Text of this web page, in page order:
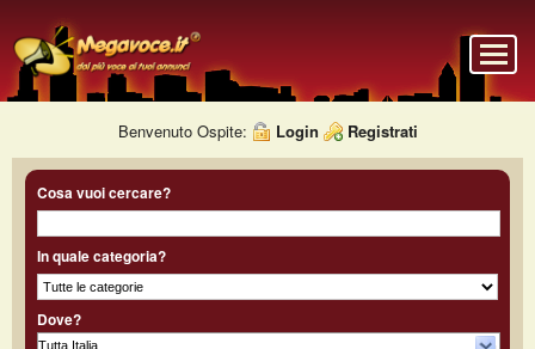
Benvenuto Ospite: Login Registrati
Cosa vuoi cercare?
In quale categoria?
Dove?